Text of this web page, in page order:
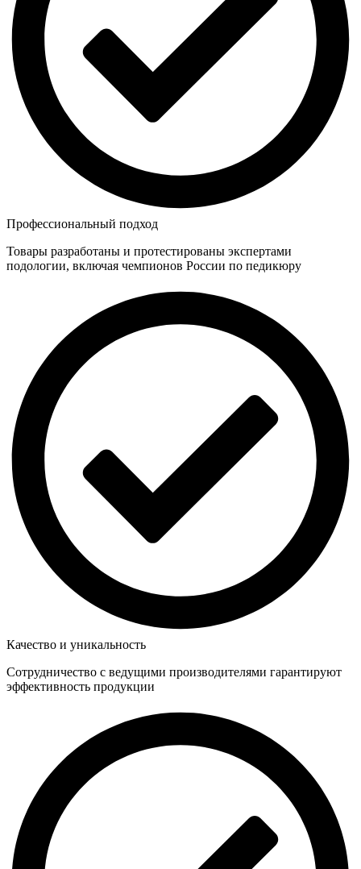
Профессиональный подход
Товары разработаны и протестированы экспертами
подологии, включая чемпионов России по педикюру
Качество и уникальность
Сотрудничество с ведущими производителями гарантируют
эффективность продукции